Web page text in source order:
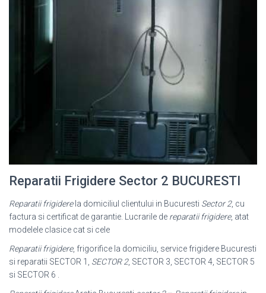
Reparatii Frigidere Sector 2 BUCURESTI
Reparatii frigiderela domiciliul clientului in Bucuresti Sector 2, cu
factura si certificat de garantie. Lucrarile de reparatii frigidere, atat
modelele clasice cat si cele
Reparatii frigidere, frigorifice la domiciliu, service frigidere Bucuresti
si reparatii SECTOR 1, SECTOR 2, SECTOR 3, SECTOR 4, SECTOR 5
si SECTOR 6 .